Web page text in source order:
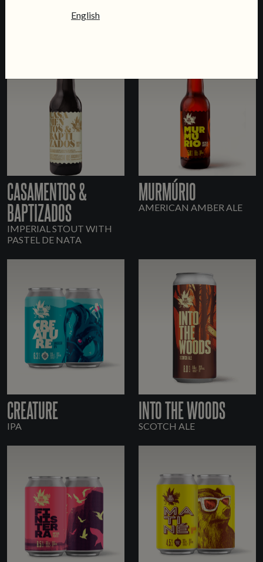
IMPERIAL STOUT
CASAMENTOS &
BAPTIZADOS
IMPERIAL STOUT WITH
PASTEL DE NATA
MURMÚRIO
AMERICAN AMBER ALE
CREATURE
IPA
INTO THE WOODS
SCOTCH ALE
English